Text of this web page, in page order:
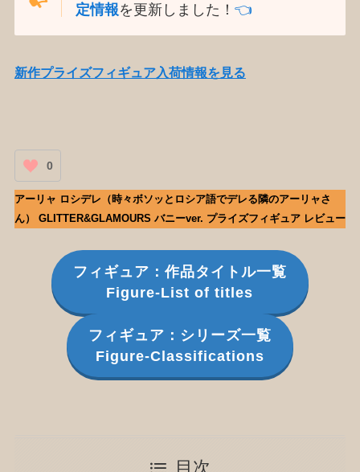
定情報を更新しました！👈️
新作プライズフィギュア入荷情報を見る
0
アーリャ ロシデレ（時々ボソッとロシア語でデレる隣のアーリャさ
ん） GLITTER&GLAMOURS バニーver. プライズフィギュア レビュー
フィギュア：作品タイトル一覧
Figure-List of titles
フィギュア：シリーズ一覧
Figure-Classifications
目次